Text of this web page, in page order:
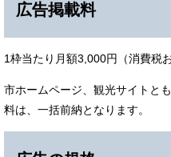
広告掲載料
1枠当たり月額3,000円（消費税
市ホームページ、観光サイトと
料は、一括前納となります。